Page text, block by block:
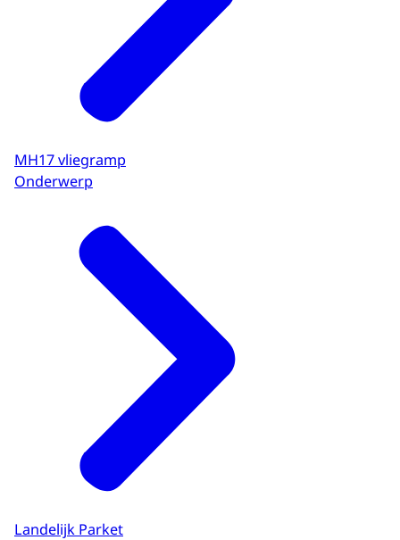
MH17 vliegramp
Onderwerp
Landelijk Parket